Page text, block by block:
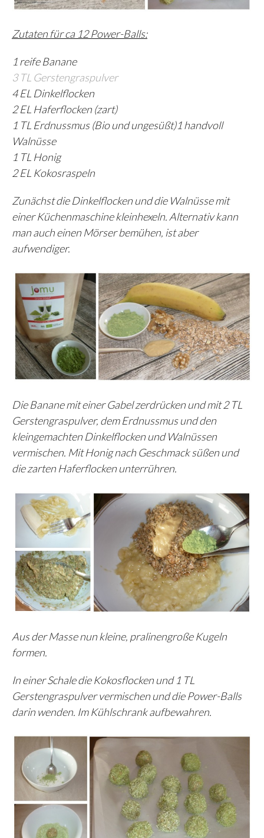
Zutaten für ca 12 Power-Balls:
1 reife Banane
3 TL Gerstengraspulver
4 EL Dinkelflocken
2 EL Haferflocken (zart)
1 TL Erdnussmus (Bio und ungesüßt)1 handvoll
Walnüsse
1 TL Honig
2 EL Kokosraspeln
Zunächst die Dinkelflocken und die Walnüsse mit
einer Küchenmaschine kleinhexeln. Alternativ kann
man auch einen Mörser bemühen, ist aber
aufwendiger.
Die Banane mit einer Gabel zerdrücken und mit 2 TL
Gerstengraspulver, dem Erdnussmus und den
kleingemachten Dinkelflocken und Walnüssen
vermischen. Mit Honig nach Geschmack süßen und
die zarten Haferflocken unterrühren.
Aus der Masse nun kleine, pralinengroße Kugeln
formen.
In einer Schale die Kokosflocken und 1 TL
Gerstengraspulver vermischen und die Power-Balls
darin wenden. Im Kühlschrank aufbewahren.